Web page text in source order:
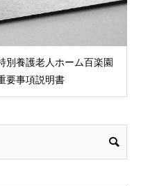
別養護老人ホーム百楽園
要事項説明書